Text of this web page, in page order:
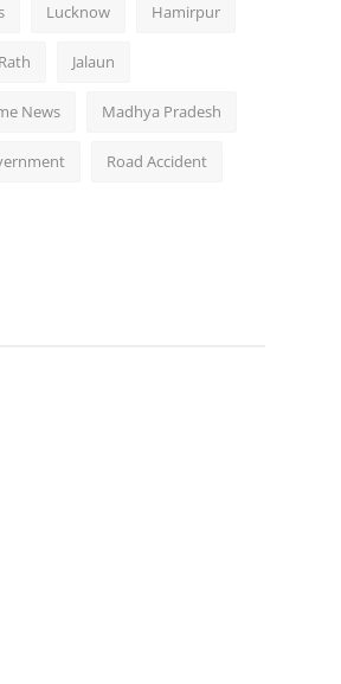
Lucknow Hamirpur
Rath Jalaun
News Madhya Pradesh
Road Accident